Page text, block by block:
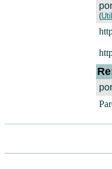
por
(
por